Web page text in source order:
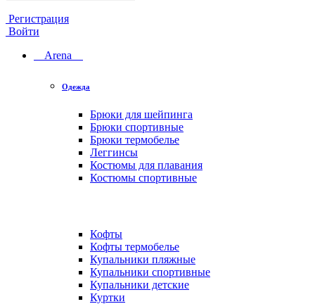
Регистрация
Войти
Arena
Одежда
Брюки для шейпинга
Брюки спортивные
Брюки термобелье
Леггинсы
Костюмы для плавания
Костюмы спортивные
Кофты
Кофты термобелье
Купальники пляжные
Купальники спортивные
Купальники детские
Куртки